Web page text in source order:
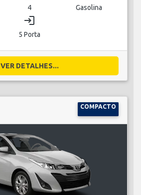
4 Gasolina
login
5 Porta
VER DETALHES...
COMPACTO